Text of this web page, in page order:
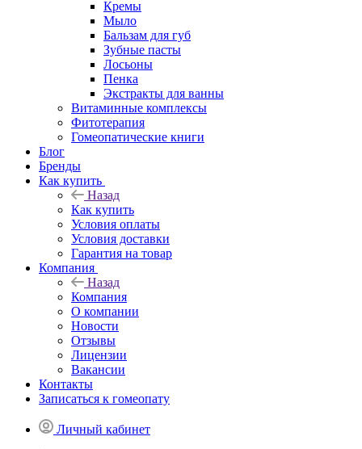
Кремы
Мыло
Бальзам для губ
Зубные пасты
Лосьоны
Пенка
Экстракты для ванны
Витаминные комплексы
Фитотерапия
Гомеопатические книги
Блог
Бренды
Как купить
Назад
Как купить
Условия оплаты
Условия доставки
Гарантия на товар
Компания
Назад
Компания
О компании
Новости
Отзывы
Лицензии
Вакансии
Контакты
Записаться к гомеопату
Личный кабинет